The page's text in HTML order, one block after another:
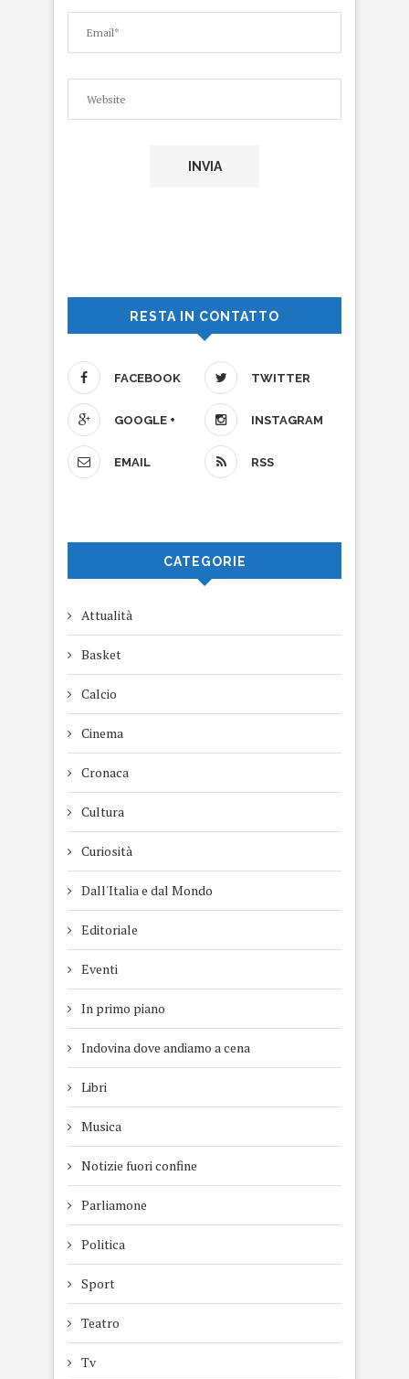
RESTA IN CONTATTO
FACEBOOK TWITTER
GOOGLE + INSTAGRAM
EMAIL RSS
CATEGORIE
Attualità
Basket
Calcio
Cinema
Cronaca
Cultura
Curiosità
Dall'Italia e dal Mondo
Editoriale
Eventi
In primo piano
Indovina dove andiamo a cena
Libri
Musica
Notizie fuori confine
Parliamone
Politica
Sport
Teatro
Tv